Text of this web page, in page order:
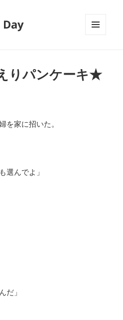
Day
ット
りパンケーキ★
を家に招いた。
選んでよ」
だ」